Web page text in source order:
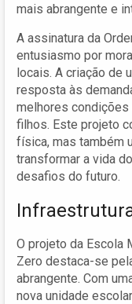
mais abrangente e
A assinatura da
entusiasmo por
locais. A criação de
resposta às
melhores condições
filhos. Este projeto
física, mas também
transformar a vida
desafios do futuro.
O projeto da Escola
Zero destaca-se
abrangente. Com
nova unidade